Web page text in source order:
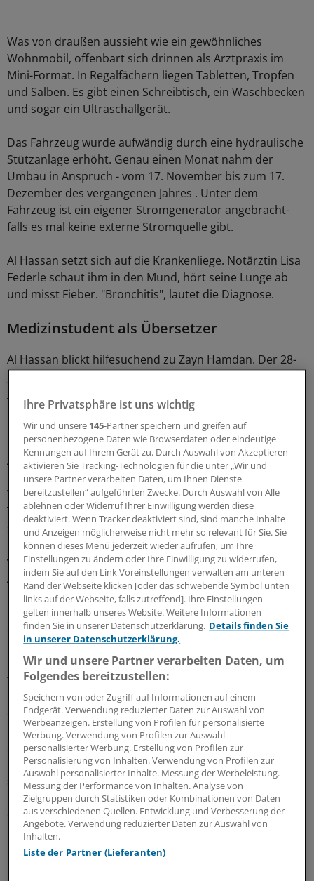
Was von draußen aussieht wie ein gewöhnliches
Wohnmobil, offenbart sich drinnen als Arztpraxis im
Mini-Format. In Regalfächern liegen Tabletten, Tropfen
und Salben. Es gibt einen Schreibtisch, ein Waschbecken
und sogar ein Ultraschallgerät.
Das Fahrzeug wurde aufwändig durch eine hydraulische
Stützanlage erhöht. Genau einen Monat nahm der
Umbau in Anspruch - vom 17. November bis zum 17.
Dezember des vergangenen Jahres . Unter dem
Fahrzeug ist ein eigener Stromgenerator angebracht-
falls es mal keine externe Stromquelle gibt.
Al Hassan setzt sich auf die Krankenliege. Notärztin Lisa
Federle schaut ihm in den Mund, hört seine Lunge ab
und misst Fieber. "Bronchitis", lautet die Diagnose.
Medizinstudent als Übersetzer
Al Hassan blickt hilfesuchend zu Zayn Hamdan. Der 28-
Hustensaft gegen den Schleim in den Bronchien
bekommt und ein Nasenspray gegen den Schnupfen.
Die Medikamente gibt es gleich auf die Hand, zur
Apotheke muss al Hassan nicht.
Wie dem jungen Mann im baden-württembergischen
Tübingen fällt es vielen Asylbewerbern in Deutschland
schwer, zum Arzt zu gehen. Die meisten sprechen wenig
Deutsch, berichtet Federle. Eine Apothekerin zu
verstehen, ist gar nicht so einfach. Selbstständig einen
Arzt zu finden, kann auch ein Problem sein.
"Wenn die Flüchtlinge nicht zum Arzt kommen können,
dann kommt der Arzt eben zu ihnen", sagt Notärztin
Federle. Sie als ehrenamtliche Präsidentin des DRK-
Kreisverbands hat das Projekt der mobilen Arztpraxis
für Flüchtlinge im Kreis Tübingen ins Leben gerufen. Die
Idee der mobilen Sprechstunde trifft auch andernorts
einen Nerv.
So versorgt mittlerweile auch im Kreis Esslingen eine
mobile Praxis Flüchtlinge in großen Unterkünften. Dort
stellt der Malteser Hilfsdienst Fahrzeug und Personal
bereit. Anrufe bekommt Federle aus ganz Deutschland -
das Konzept spricht sich rum.
Mobil wurde mit Spenden finanziert
Ihre Privatsphäre ist uns wichtig
Wir und unsere 145-Partner speichern und greifen auf
personenbezogene Daten wie Browserdaten oder eindeutige
Kennungen auf Ihrem Gerät zu. Durch Auswahl von Akzeptieren
aktivieren Sie Tracking-Technologien für die unter „Wir und
unsere Partner verarbeiten Daten, um Ihnen Dienste
bereitzustellen“ aufgeführten Zwecke. Durch Auswahl von Alle
ablehnen oder Widerruf Ihrer Einwilligung werden diese
deaktiviert. Wenn Tracker deaktiviert sind, sind manche Inhalte
und Anzeigen möglicherweise nicht mehr so relevant für Sie. Sie
können dieses Menü jederzeit wieder aufrufen, um Ihre
Einstellungen zu ändern oder Ihre Einwilligung zu widerrufen,
indem Sie auf den Link Voreinstellungen verwalten am unteren
Rand der Webseite klicken [oder das schwebende Symbol unten
links auf der Webseite, falls zutreffend]. Ihre Einstellungen
gelten innerhalb unseres Website. Weitere Informationen
finden Sie in unserer Datenschutzerklärung. Details finden Sie
in unserer Datenschutzerklärung.
Wir und unsere Partner verarbeiten Daten, um
Folgendes bereitzustellen:
Speichern von oder Zugriff auf Informationen auf einem
Endgerät. Verwendung reduzierter Daten zur Auswahl von
Werbeanzeigen. Erstellung von Profilen für personalisierte
Werbung. Verwendung von Profilen zur Auswahl
personalisierter Werbung. Erstellung von Profilen zur
Personalisierung von Inhalten. Verwendung von Profilen zur
Auswahl personalisierter Inhalte. Messung der Werbeleistung.
Messung der Performance von Inhalten. Analyse von
Zielgruppen durch Statistiken oder Kombinationen von Daten
aus verschiedenen Quellen. Entwicklung und Verbesserung der
Angebote. Verwendung reduzierter Daten zur Auswahl von
Inhalten.
Liste der Partner (Lieferanten)